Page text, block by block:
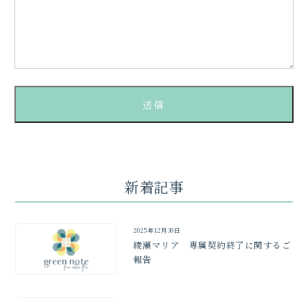
新着記事
2025年12月30日
綾瀬マリア 専属契約終了に関するご
報告